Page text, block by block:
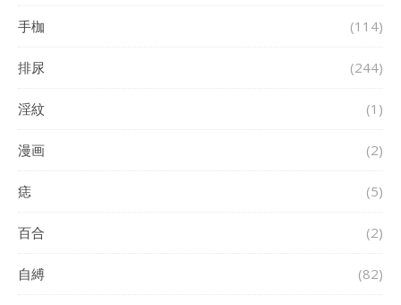
手枷 (114)
排尿 (244)
淫紋 (1)
漫画 (2)
痣 (5)
百合 (2)
自縛 (82)